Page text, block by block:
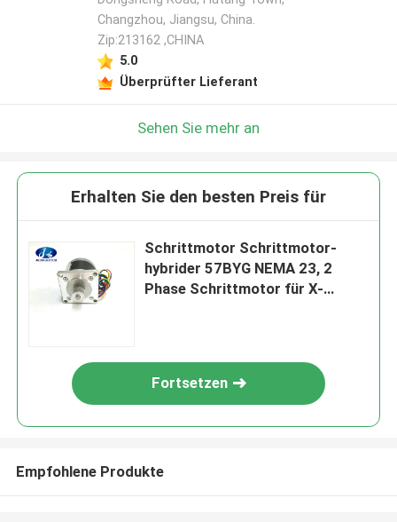
Changzhou, Jiangsu, China.
Zip:213162 ,CHINA
5.0
Überprüfter Lieferant
Sehen Sie mehr an
Erhalten Sie den besten Preis für
Schrittmotor Schrittmotor-
hybrider 57BYG NEMA 23, 2
Phase Schrittmotor für X-
Fortsetzen
Empfohlene Produkte